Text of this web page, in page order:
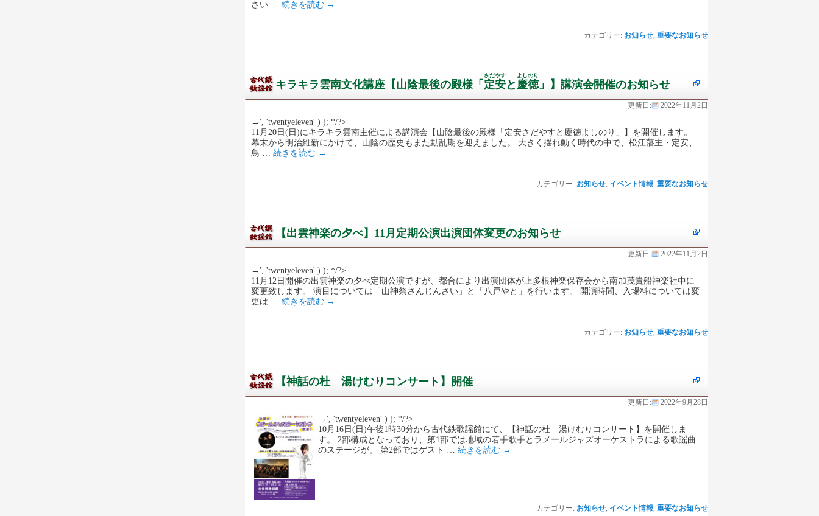
さい … 続きを読む →
カテゴリー: お知らせ, 重要なお知らせ
キラキラ雲南文化講座【山陰最後の殿様「 定安
さだやす
と 慶徳
よしのり
」】講演会開催のお知らせ
更新日: 2022年11月2日
→', 'twentyeleven' ) ); */?>
11月20日(日)にキラキラ雲南主催による講演会【山陰最後の殿様「定安さだやすと慶徳よしのり」】を開催します。
幕末から明治維新にかけて、山陰の歴史もまた動乱期を迎えました。 大きく揺れ動く時代の中で、松江藩主・定安、
鳥 … 続きを読む →
カテゴリー: お知らせ, イベント情報, 重要なお知らせ
【出雲神楽の夕べ】11月定期公演出演団体変更のお知らせ
更新日: 2022年11月2日
→', 'twentyeleven' ) ); */?>
11月12日開催の出雲神楽の夕べ定期公演ですが、都合により出演団体が上多根神楽保存会から南加茂貴船神楽社中に
変更致します。 演目については「山神祭さんじんさい」と「八戸やと」を行います。 開演時間、入場料については変
更は … 続きを読む →
カテゴリー: お知らせ, 重要なお知らせ
【神話の杜 湯けむりコンサート】開催
更新日: 2022年9月28日
→', 'twentyeleven' ) ); */?>
10月16日(日)午後1時30分から古代鉄歌謡館にて、【神話の杜 湯けむりコンサート】を開催しま
す。 2部構成となっており、第1部では地域の若手歌手とラメールジャズオーケストラによる歌謡曲
のステージが。 第2部ではゲスト … 続きを読む →
カテゴリー: お知らせ イベント情報 重要なお知らせ